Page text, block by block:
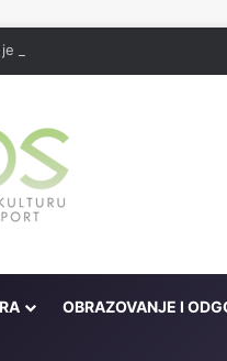
sve pisao Husein ef. Đozo
OBRAZOVANJE I